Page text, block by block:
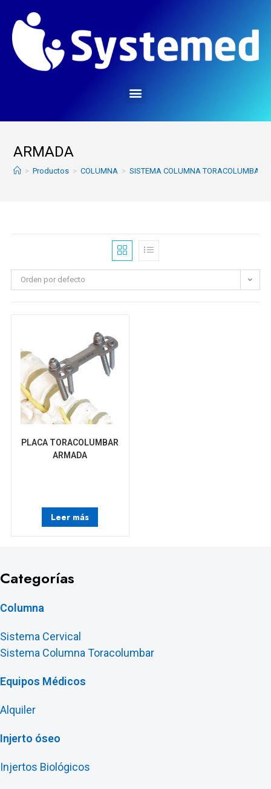
ARMADA
> Productos > COLUMNA > SISTEMA COLUMNA TORACOLUMBAR
Orden por defecto
PLACA TORACOLUMBAR
ARMADA
Leer más
Categorías
Columna
Sistema Cervical
Sistema Columna Toracolumbar
Equipos Médicos
Alquiler
Injerto óseo
Injertos Biológicos